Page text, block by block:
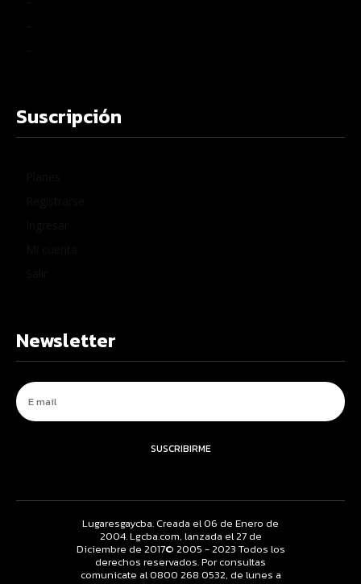
Suscripción
Newsletter
SUSCRIBIRME
Lugaresgaycba. Creada el 06 de Enero de
2004. Lgcba.com, lanzada el 27 de
Diciembre de 2017© 2005 - 2023 Todos los
derechos reservados. Por consultas
comunicate al 0800 268 0532, de lunes a